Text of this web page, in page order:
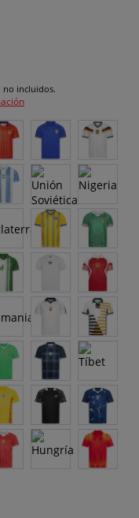
no incluidos.